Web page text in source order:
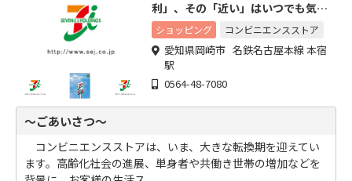
利」、その「近い」はいつでも気軽
に頼りにされるこころの近さ。
ショッピング コンビニエンスストア
愛知県岡崎市 名鉄名古屋本線 本宿
駅
0564-48-7080
～ごあいさつ～
コンビニエンスストアは、いま、大きな転換期を迎えてい
ます。高齢化社会の進展、単身者や共働き世帯の増加などを